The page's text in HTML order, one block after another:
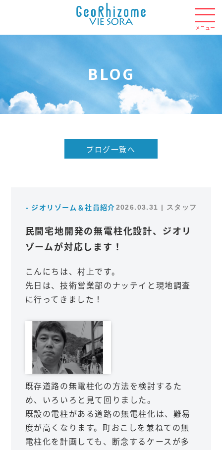
BLOG
ブログ一覧へ
- ジオリゾーム＆社員紹介2026.03.31 | スタッフ
民間宅地開発の無電柱化設計、ジオリ
ゾームが対応します！
こんにちは、村上です。
先日は、技術営業部のナッテイと現地調査
に行ってきました！
既存道路の無電柱化の方法を検討するた
め、いろいろと見て回りました。
既設の電柱がある道路の無電柱化は、難易
度が高くなります。町おこしを兼ねての無
電柱化を計画しても、断念するケースが多